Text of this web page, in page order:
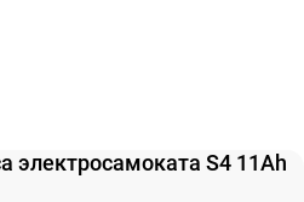
электросамоката S4 11Ah